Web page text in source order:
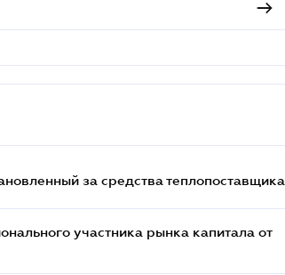
за средства теплопоставщика
участника рынка капитала от